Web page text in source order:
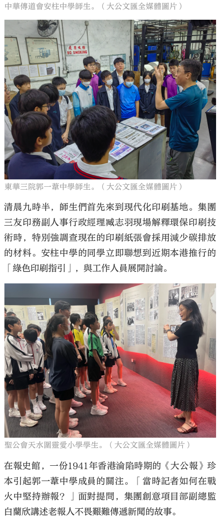
中華傳道會安柱中學師生。（大公文匯全媒體圖片）
東華三院郭一葦中學師生。（大公文匯全媒體圖片）
清晨九時半，師生們首先來到現代化印刷基地。集團
三友印務副人事行政經理臧志羽現場解釋環保印刷技
術時，特別強調查現在的印刷紙張會採用減少碳排放
的材料。安柱中學的同學立即聯想到近期本港推行的
「綠色印刷指引」，與工作人員展開討論。
聖公會天水圍靈愛小學學生。（大公文匯全媒體圖片）
在報史館，一份1941年香港淪陷時期的《大公報》珍
本引起郭一葦中學成員的關注。「當時記者如何在戰
火中堅持辦報？」面對提問，集團創意項目部副總監
白蘭欣講述老報人不畏艱難傳遞新聞的故事。